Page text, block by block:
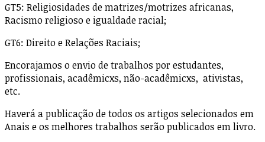
GT5: Religiosidades de matrizes/motrizes africanas,
Racismo religioso e igualdade racial;
GT6: Direito e Relações Raciais;
Encorajamos o envio de trabalhos por estudantes,
profissionais, acadêmicxs, não-acadêmicxs, ativistas,
etc.
Haverá a publicação de todos os artigos selecionados em
Anais e os melhores trabalhos serão publicados em livro.